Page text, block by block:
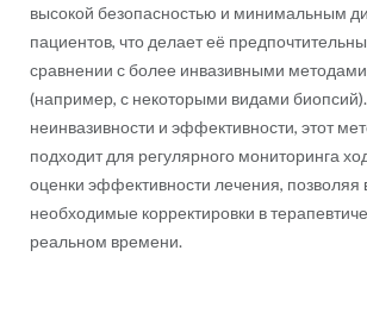
высокой безопасностью и минимальным
пациентов, что делает её
сравнении с более инвазивными методами
(например, с некоторыми видами
неинвазивности и эффективности, этот
подходит для регулярного мониторинга
оценки эффективности лечения, позволяя
необходимые корректировки в
реальном времени.